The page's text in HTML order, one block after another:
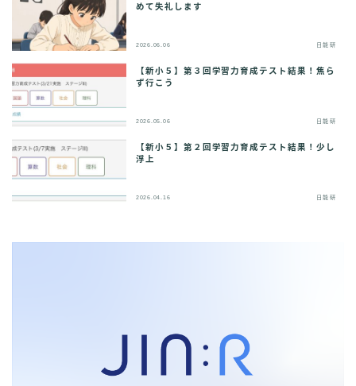
めて失礼します
2026.06.06 日能研
【新小５】第３回学習力育成テスト結果！焦ら
ず行こう
2026.05.06 日能研
【新小５】第２回学習力育成テスト結果！少し
浮上
2026.04.16 日能研